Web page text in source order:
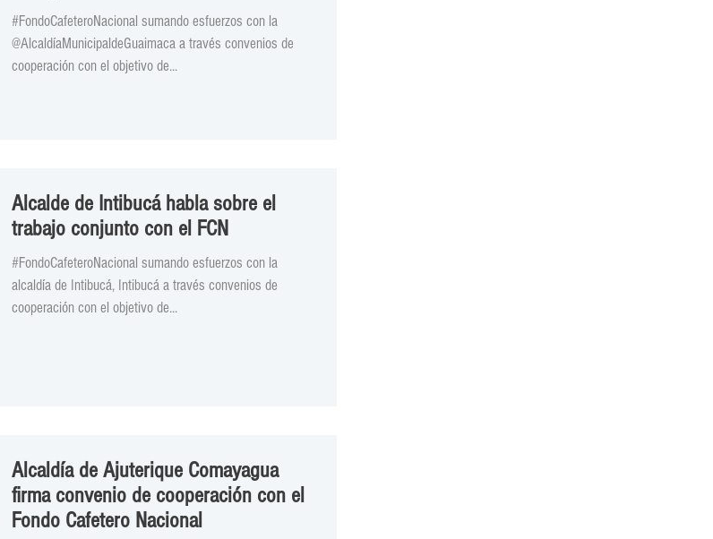
#FondoCafeteroNacional sumando esfuerzos con la
@AlcaldíaMunicipaldeGuaimaca a través convenios de
cooperación con el objetivo de...
Alcalde de Intibucá habla sobre el
trabajo conjunto con el FCN
#FondoCafeteroNacional sumando esfuerzos con la
alcaldía de Intibucá, Intibucá a través convenios de
cooperación con el objetivo de...
Alcaldía de Ajuterique Comayagua
firma convenio de cooperación con el
Fondo Cafetero Nacional